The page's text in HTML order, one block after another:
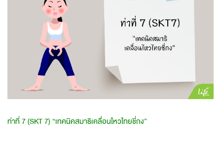
ท่าที่ 7 (SKT 7) “เทคนิคสมาธิเคลื่อนไหวไทยชี่กง”